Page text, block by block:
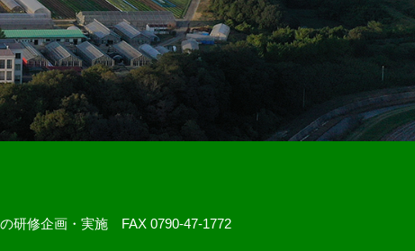
研修企画・実施 FAX 0790-47-1772